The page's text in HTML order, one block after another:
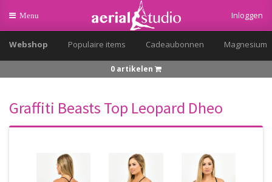
Menu Inloggen
Webshop Populaire items Cadeaubonnen Magnesium
0 artikelen
Graffiti Beasts Top Leopard Dheo